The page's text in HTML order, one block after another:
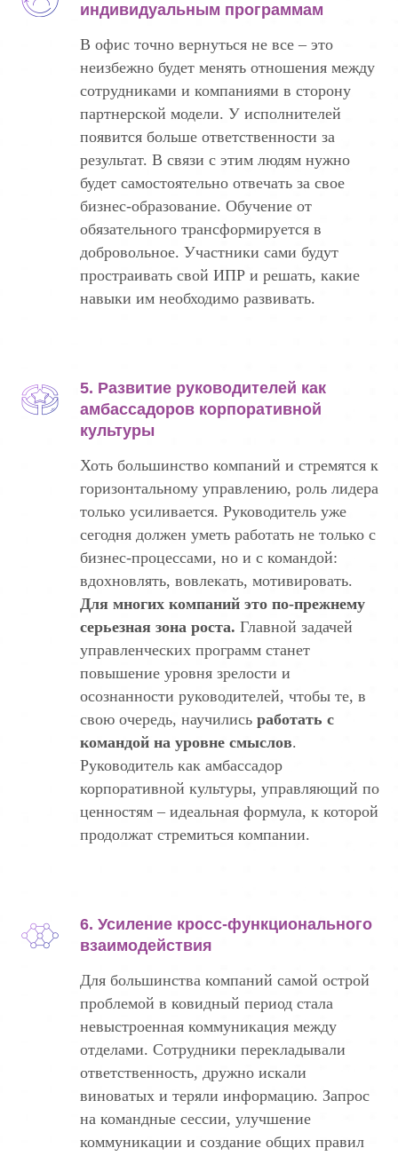
индивидуальным программам
В офис точно вернуться не все – это
неизбежно будет менять отношения между
сотрудниками и компаниями в сторону
партнерской модели. У исполнителей
появится больше ответственности за
результат. В связи с этим людям нужно
будет самостоятельно отвечать за свое
бизнес-образование. Обучение от
обязательного трансформируется в
добровольное. Участники сами будут
простраивать свой ИПР и решать, какие
навыки им необходимо развивать.
5. Развитие руководителей как
амбассадоров корпоративной
культуры
Хоть большинство компаний и стремятся к
горизонтальному управлению, роль лидера
только усиливается. Руководитель уже
сегодня должен уметь работать не только с
бизнес-процессами, но и с командой:
вдохновлять, вовлекать, мотивировать.
Для многих компаний это по-прежнему
серьезная зона роста. Главной задачей
управленческих программ станет
повышение уровня зрелости и
осознанности руководителей, чтобы те, в
свою очередь, научились работать с
командой на уровне смыслов.
Руководитель как амбассадор
корпоративной культуры, управляющий по
ценностям – идеальная формула, к которой
продолжат стремиться компании.
6. Усиление кросс-функционального
взаимодействия
Для большинства компаний самой острой
проблемой в ковидный период стала
невыстроенная коммуникация между
отделами. Сотрудники перекладывали
ответственность, дружно искали
виноватых и теряли информацию. Запрос
на командные сессии, улучшение
коммуникации и создание общих правил